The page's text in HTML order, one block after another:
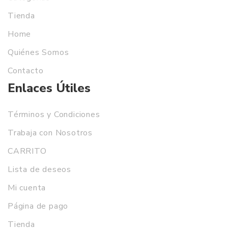
Tienda
Home
Quiénes Somos
Contacto
Enlaces Útiles
Términos y Condiciones
Trabaja con Nosotros
CARRITO
Lista de deseos
Mi cuenta
Página de pago
Tienda